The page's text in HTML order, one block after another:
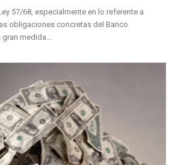
57/68, especialmente en lo referente a
obligaciones concretas del Banco
medida...